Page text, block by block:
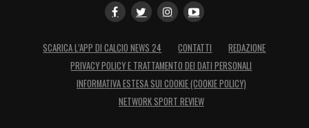
SCARICA L’APP DI CALCIO NEWS 24 CONTATTI
REDAZIONE
PRIVACY POLICY E TRATTAMENTO DEI DATI PERSONALI
INFORMATIVA ESTESA SUI COOKIE (COOKIE POLICY)
NETWORK SPORT REVIEW